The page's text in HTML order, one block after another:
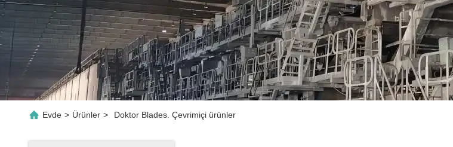
Evde > Ürünler > Doktor Blades. Çevrimiçi ürünler